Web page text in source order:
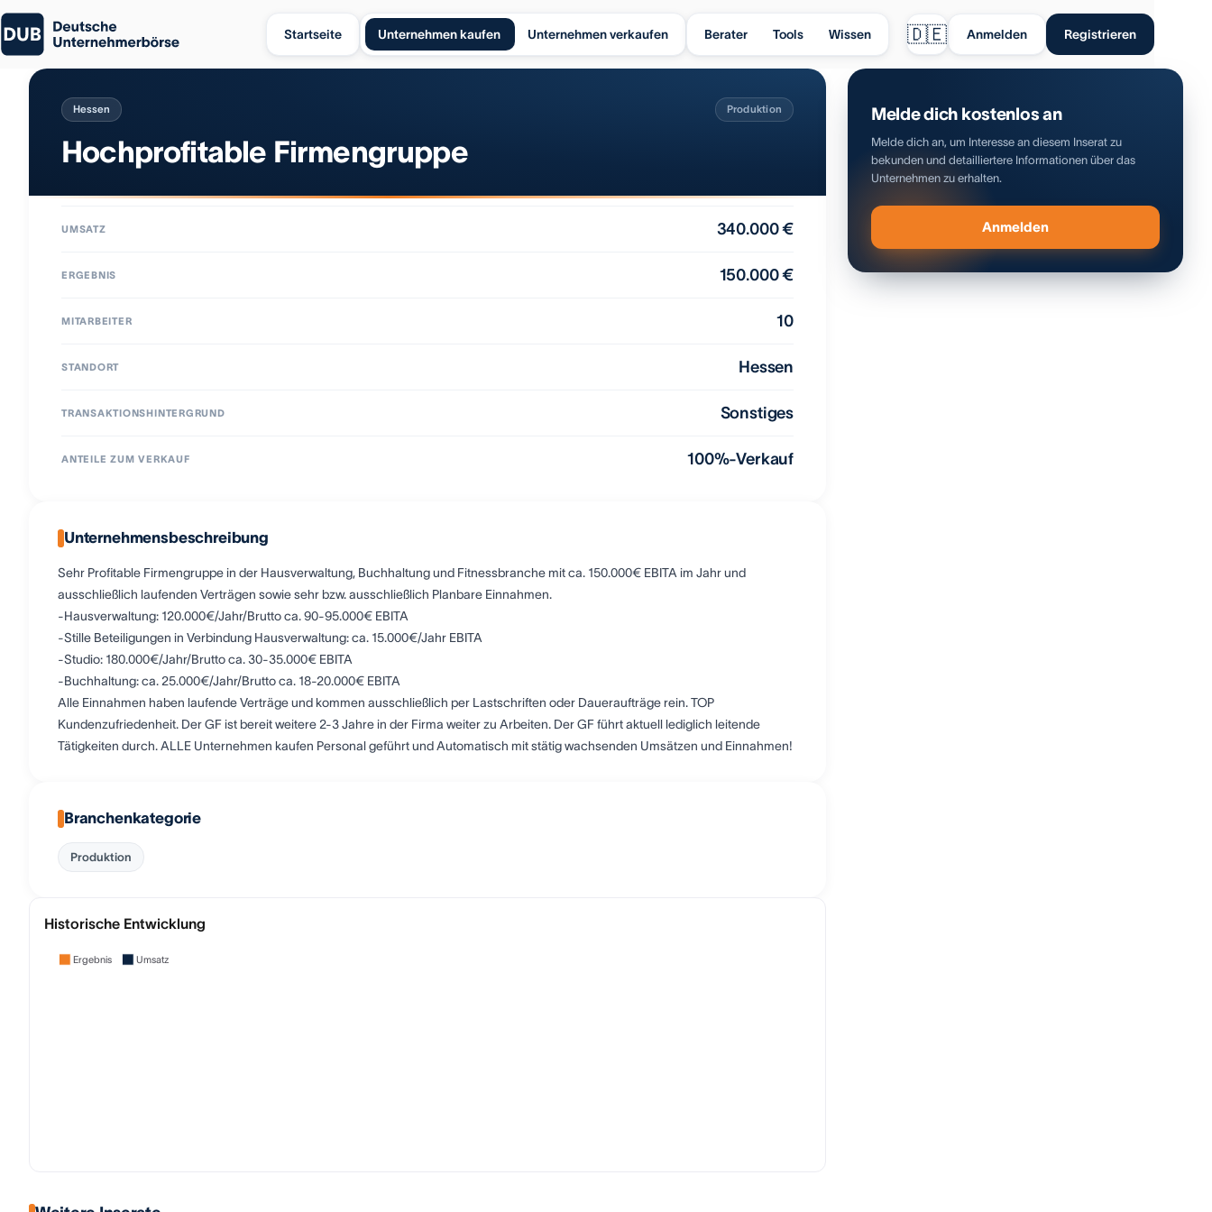
Startseite Unternehmen kaufen Unternehmen verkaufen Berater Tools Wissen 🇩🇪 Anmelden Registrieren
Hessen Produktion
Hochprofitable Firmengruppe
UMSATZ 340.000 €
ERGEBNIS 150.000 €
MITARBEITER 10
STANDORT Hessen
TRANSAKTIONSHINTERGRUND Sonstiges
ANTEILE ZUM VERKAUF 100%-Verkauf
Unternehmensbeschreibung
Sehr Profitable Firmengruppe in der Hausverwaltung, Buchhaltung und Fitnessbranche mit ca. 150.000€ EBITA im Jahr und
ausschließlich laufenden Verträgen sowie sehr bzw. ausschließlich Planbare Einnahmen.
-Hausverwaltung: 120.000€/Jahr/Brutto ca. 90-95.000€ EBITA
-Stille Beteiligungen in Verbindung Hausverwaltung: ca. 15.000€/Jahr EBITA
-Studio: 180.000€/Jahr/Brutto ca. 30-35.000€ EBITA
-Buchhaltung: ca. 25.000€/Jahr/Brutto ca. 18-20.000€ EBITA
Alle Einnahmen haben laufende Verträge und kommen ausschließlich per Lastschriften oder Daueraufträge rein. TOP
Kundenzufriedenheit. Der GF ist bereit weitere 2-3 Jahre in der Firma weiter zu Arbeiten. Der GF führt aktuell lediglich leitende
Tätigkeiten durch. ALLE Unternehmen kaufen Personal geführt und Automatisch mit stätig wachsenden Umsätzen und Einnahmen!
Branchenkategorie
Produktion
Historische Entwicklung
Ergebnis Umsatz
Melde dich kostenlos an
Melde dich an, um Interesse an diesem Inserat zu
bekunden und detailliertere Informationen über das
Unternehmen zu erhalten.
Anmelden